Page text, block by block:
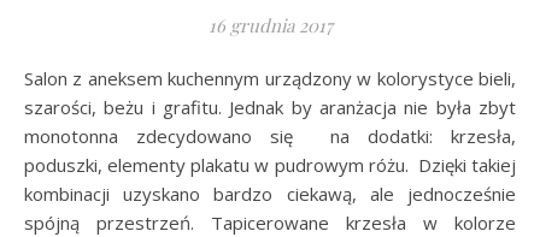
16 grudnia 2017
Salon z aneksem kuchennym urządzony w kolorystyce bieli,
szarości, beżu i grafitu. Jednak by aranżacja nie była zbyt
monotonna zdecydowano się na dodatki: krzesła,
poduszki, elementy plakatu w pudrowym różu. Dzięki takiej
kombinacji uzyskano bardzo ciekawą, ale jednocześnie
spójną przestrzeń. Tapicerowane krzesła w kolorze